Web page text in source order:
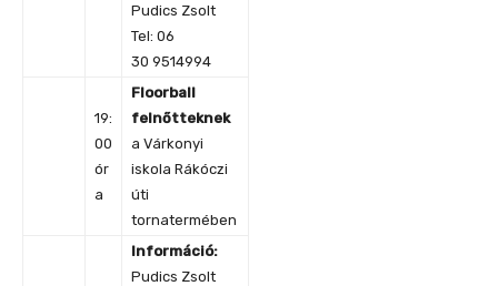
Pudics Zsolt
Tel: 06
30 9514994
19:
00
ór
a
Floorball
felnőtteknek
a Várkonyi
iskola Rákóczi
úti
tornatermében
Információ:
Pudics Zsolt